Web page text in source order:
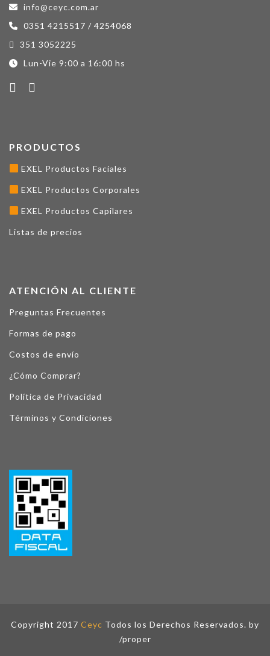
info@ceyc.com.ar
0351 4215517 / 4254068
351 3052225
Lun-Vie 9:00 a 16:00 hs
PRODUCTOS
EXEL Productos Faciales
EXEL Productos Corporales
EXEL Productos Capilares
Listas de precios
ATENCIÓN AL CLIENTE
Preguntas Frecuentes
Formas de pago
Costos de envío
¿Cómo Comprar?
Política de Privacidad
Términos y Condiciones
Copyright 2017 Ceyc Todos los Derechos Reservados. by
/proper